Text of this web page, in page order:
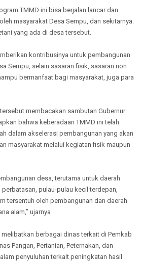
TMMD ini bisa berjalan lancar dan
masyarakat Desa Sempu, dan sekitarnya.
yang ada di desa tersebut.
kontribusinya untuk pembangunan
Sempu, selain sasaran fisik, sasaran non
bermanfaat bagi masyarakat, juga para
membacakan sambutan Gubernur
bahwa keberadaan TMMD ini telah
dalam akselerasi pembangunan yang akan
masyarakat melalui kegiatan fisik maupun
desa, terutama untuk daerah
pulau-pulau kecil terdepan,
tersentuh oleh pembangunan dan daerah
alam,” ujarnya
berbagai dinas terkait di Pemkab
Pangan, Pertanian, Peternakan, dan
penyuluhan terkait peningkatan hasil